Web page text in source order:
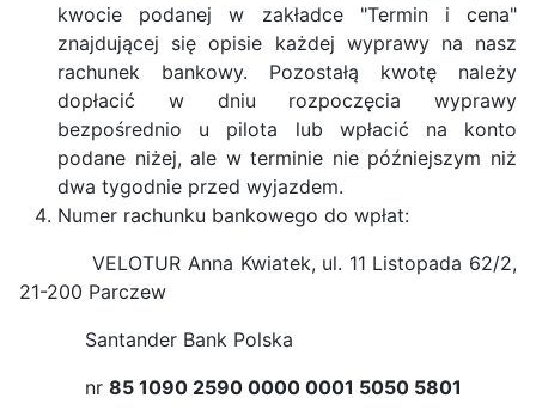
kwocie podanej w zakładce "Termin i cena"
znajdującej się opisie każdej wyprawy na nasz
rachunek bankowy. Pozostałą kwotę należy
dopłacić w dniu rozpoczęcia wyprawy
bezpośrednio u pilota lub wpłacić na konto
podane niżej, ale w terminie nie późniejszym niż
dwa tygodnie przed wyjazdem.
Numer rachunku bankowego do wpłat:
VELOTUR Anna Kwiatek, ul. 11 Listopada 62/2,
21-200 Parczew
Santander Bank Polska
nr 85 1090 2590 0000 0001 5050 5801